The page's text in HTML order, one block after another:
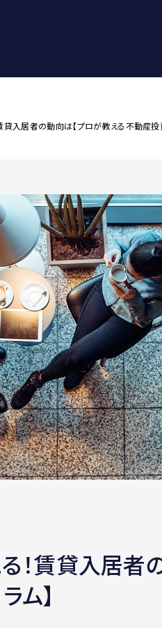
貸入居者の動向は【プロが教える不動産投
！賃貸入居者
ム】